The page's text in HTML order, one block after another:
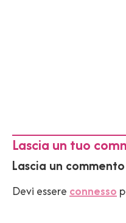
Lascia un tuo
Lascia un commento
Devi essere connesso